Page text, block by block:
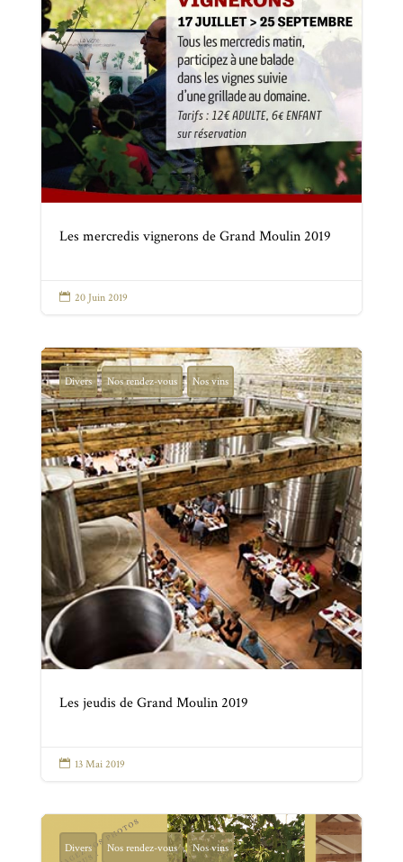
Les mercredis vignerons de Grand Moulin 2019
 20 Juin 2019
Divers Nos rendez-vous Nos vins
Les jeudis de Grand Moulin 2019
 13 Mai 2019
Divers Nos rendez-vous Nos vins